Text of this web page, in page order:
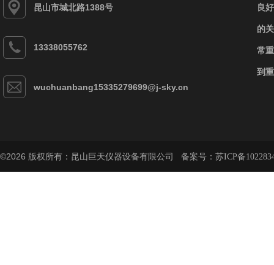
昆山市城北路1388号
13338055762
wuchuanbang15335279699@j-sky.cn
良
的
常
到
©2026 版权所有：昆山巨天仪器设备有限公司 备案号： 苏ICP备